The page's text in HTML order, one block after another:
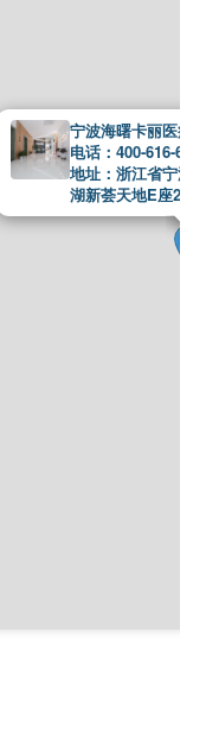
宁波海曙卡丽医疗
电话：400-616-
地址：浙江省宁波
湖新荟天地E座2F